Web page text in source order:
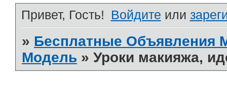
Привет, Гость! Войдите или
» Бесплатные
Модель »Уроки макияжа,